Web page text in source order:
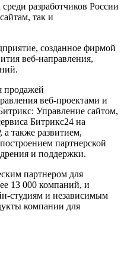
разработчиков России
так и
созданное фирмой
веб-направления,
продажей
веб-проектами и
Управление сайтом,
Битрикс24 на
также развитием,
партнерской
и поддержки.
партнером для
13 000 компаний, и
студиям и независимым
компании для